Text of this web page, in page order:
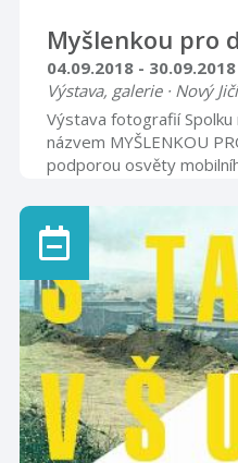
Myšlenkou pro
04.09.2018 - 30.09.2018
Výstava, galerie · Nový
Výstava fotografií
názvem MYŠLENKOU
podporou osvěty